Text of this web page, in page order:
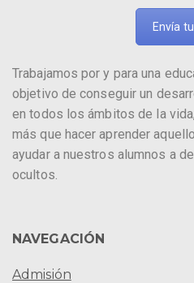
Envía
Trabajamos por y para una
objetivo de conseguir un
en todos los ámbitos de la
más que hacer aprender
ayudar a nuestros alumnos a
ocultos.
NAVEGACIÓN
Admisión